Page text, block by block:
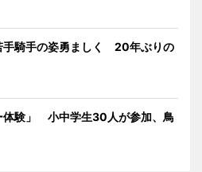
手騎手の姿勇ましく 20年ぶりの
体験」 小中学生30人が参加、鳥